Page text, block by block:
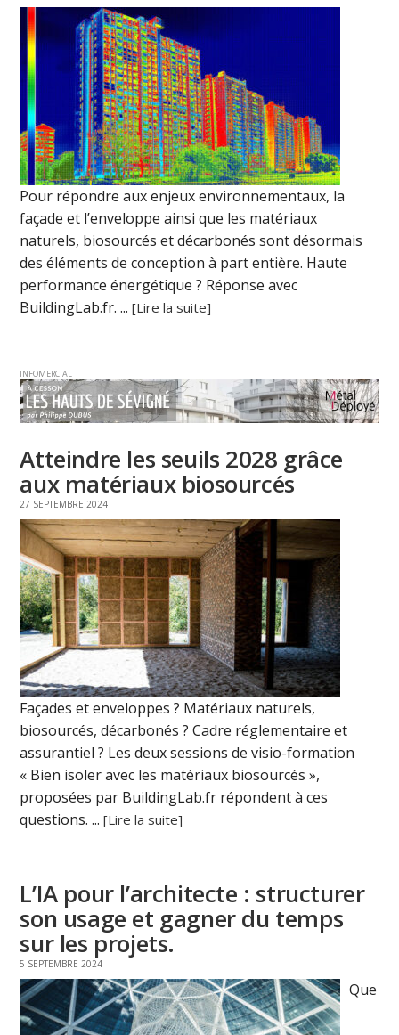
Pour répondre aux enjeux environnementaux, la
façade et l’enveloppe ainsi que les matériaux
naturels, biosourcés et décarbonés sont désormais
des éléments de conception à part entière. Haute
performance énergétique ? Réponse avec
BuildingLab.fr. ...[Lire la suite]
INFOMERCIAL
Atteindre les seuils 2028 grâce
aux matériaux biosourcés
27 SEPTEMBRE 2024
Façades et enveloppes ? Matériaux naturels,
biosourcés, décarbonés ? Cadre réglementaire et
assurantiel ? Les deux sessions de visio-formation
« Bien isoler avec les matériaux biosourcés »,
proposées par BuildingLab.fr répondent à ces
questions. ...[Lire la suite]
L’IA pour l’architecte : structurer
son usage et gagner du temps
sur les projets.
5 SEPTEMBRE 2024
Que